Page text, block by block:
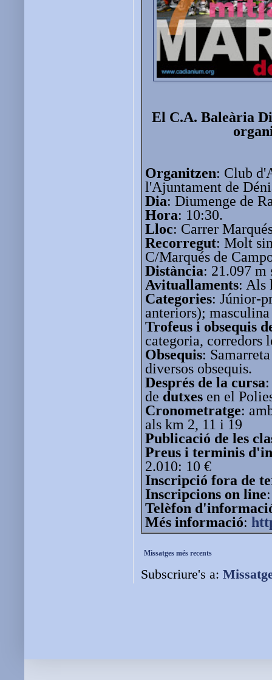
El C.A. Baleària
Organitzen: Club
l'Ajuntament de
Dia: Diumenge de
Hora: 10:30.
Lloc: Carrer
Recorregut: Molt
C/Marqués de
Distància: 21.097
Avituallaments: Als
Categories: Júnior-
anteriors);
Trofeus i obsequis
categoria, corredors
Obsequis:
diversos obsequis.
Després de la cursa
de dutxes en el
Cronometratge:
als km 2, 11 i 19
Publicació de les
Preus i terminis
2.010: 10 €
Inscripció fora de
Inscripcions on line
Telèfon
Més informació:
Missatges més recents
Subscriure's a: